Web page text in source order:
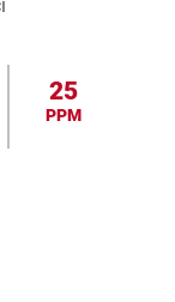
25
PPM